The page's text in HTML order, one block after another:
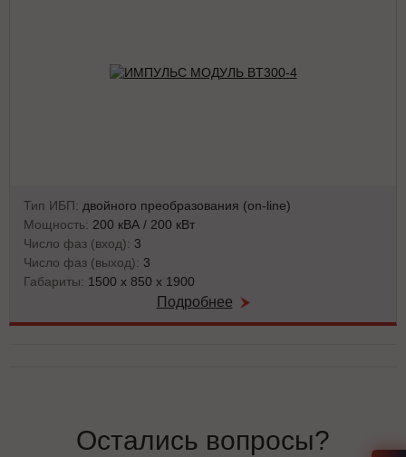
Тип ИБП: двойного преобразования (on-line)
Мощность: 200 кВА / 200 кВт
Число фаз (вход): 3
Число фаз (выход): 3
Габариты: 1500 x 850 x 1900
Подробнее
Остались вопросы?